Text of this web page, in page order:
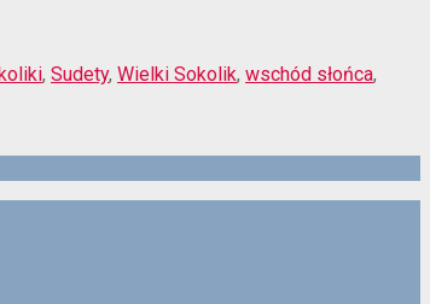
, Sudety, Wielki Sokolik, wschód słońca,